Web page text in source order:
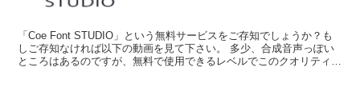
「Coe Font STUDIO」という無料サービスをご存知でしょうか？も
しご存知なければ以下の動画を見て下さい。 多少、合成音声っぽい
ところはあるのですが、無料で使用できるレベルでこのクオリティは